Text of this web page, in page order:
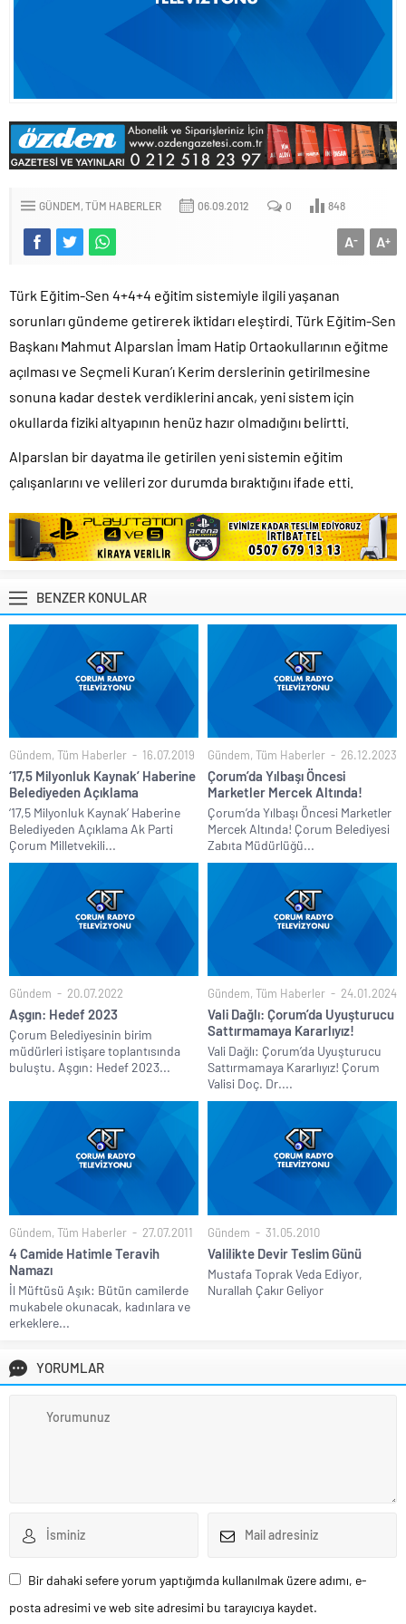
GÜNDEM TÜM HABERLER 06.09.2012 0 848
A+
A-
Türk Eğitim-Sen 4+4+4 eğitim sistemiyle ilgili yaşanan
sorunları gündeme getirerek iktidarı eleştirdi. Türk Eğitim-Sen
Başkanı Mahmut Alparslan İmam Hatip Ortaokullarının eğitme
açılması ve Seçmeli Kuran’ı Kerim derslerinin getirilmesine
sonuna kadar destek verdiklerini ancak, yeni sistem için
okullarda fiziki altyapının henüz hazır olmadığını belirtti.
Alparslan bir dayatma ile getirilen yeni sistemin eğitim
çalışanlarını ve velileri zor durumda bıraktığını ifade etti.
BENZER KONULAR
Gündem, Tüm Haberler 16.07.2019
‘17,5 Milyonluk Kaynak’ Haberine
Belediyeden Açıklama
‘17,5 Milyonluk Kaynak’ Haberine
Belediyeden Açıklama Ak Parti
Çorum Milletvekili...
Gündem, Tüm Haberler 26.12.2023
Çorum’da Yılbaşı Öncesi
Marketler Mercek Altında!
Çorum’da Yılbaşı Öncesi Marketler
Mercek Altında! Çorum Belediyesi
Zabıta Müdürlüğü...
Gündem 20.07.2022
Aşgın: Hedef 2023
Çorum Belediyesinin birim
müdürleri istişare toplantısında
buluştu. Aşgın: Hedef 2023...
Gündem, Tüm Haberler 24.01.2024
Vali Dağlı: Çorum’da Uyuşturucu
Sattırmamaya Kararlıyız!
Vali Dağlı: Çorum’da Uyuşturucu
Sattırmamaya Kararlıyız! Çorum
Valisi Doç. Dr....
Gündem, Tüm Haberler 27.07.2011
4 Camide Hatimle Teravih
Namazı
İl Müftüsü Aşık: Bütün camilerde
mukabele okunacak, kadınlara ve
erkeklere...
Gündem 31.05.2010
Valilikte Devir Teslim Günü
Mustafa Toprak Veda Ediyor,
Nurallah Çakır Geliyor
YORUMLAR
Bir dahaki sefere yorum yaptığımda kullanılmak üzere adımı, e-
posta adresimi ve web site adresimi bu tarayıcıya kaydet.